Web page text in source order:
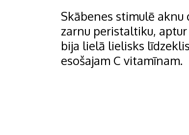
Skābenes stimulē aknu
zarnu peristaltiku,
bija lielā lielisks
esošajam C vitamīnam.